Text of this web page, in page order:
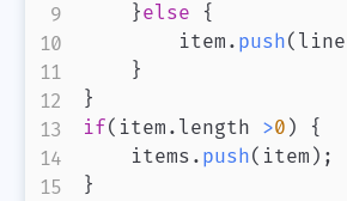
}else
{
        item
. push( line
}
}
if( item . length >0 )
{
    items
. push( item ) ;
}